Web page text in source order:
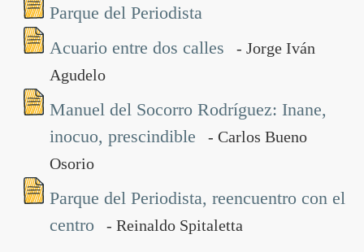
Parque del Periodista
Acuario entre dos calles
- Jorge Iván
Agudelo
Manuel del Socorro Rodríguez: Inane,
inocuo, prescindible
- Carlos Bueno
Osorio
Parque del Periodista, reencuentro con el
centro
- Reinaldo Spitaletta